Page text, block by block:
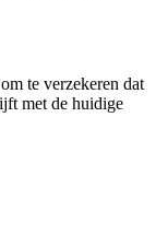
te verzekeren dat
met de huidige